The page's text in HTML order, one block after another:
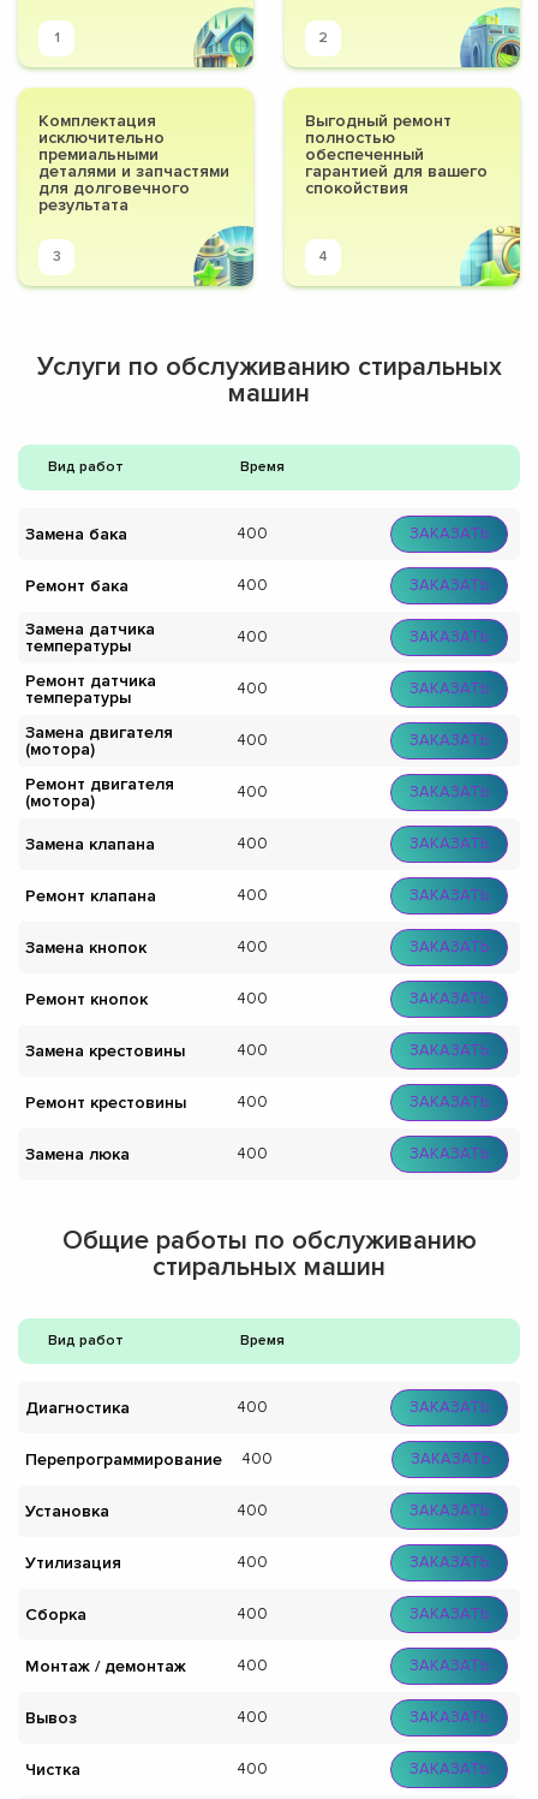
1 2
Комплектация
исключительно
премиальными
деталями и запчастями
для долговечного
результата
3
Выгодный ремонт
полностью
обеспеченный
гарантией для вашего
спокойствия
4
Услуги по обслуживанию стиральных
машин
Вид работ Время
Замена бака 400 ЗАКАЗАТЬ
Ремонт бака 400 ЗАКАЗАТЬ
Замена датчика
температуры
400 ЗАКАЗАТЬ
Ремонт датчика
температуры
400 ЗАКАЗАТЬ
Замена двигателя
(мотора)
400 ЗАКАЗАТЬ
Ремонт двигателя
(мотора)
400 ЗАКАЗАТЬ
Замена клапана 400 ЗАКАЗАТЬ
Ремонт клапана 400 ЗАКАЗАТЬ
Замена кнопок 400 ЗАКАЗАТЬ
Ремонт кнопок 400 ЗАКАЗАТЬ
Замена крестовины 400 ЗАКАЗАТЬ
Ремонт крестовины 400 ЗАКАЗАТЬ
Замена люка 400 ЗАКАЗАТЬ
Общие работы по обслуживанию
стиральных машин
Вид работ Время
Диагностика 400 ЗАКАЗАТЬ
Перепрограммирование 400 ЗАКАЗАТЬ
Установка 400 ЗАКАЗАТЬ
Утилизация 400 ЗАКАЗАТЬ
Сборка 400 ЗАКАЗАТЬ
Монтаж / демонтаж 400 ЗАКАЗАТЬ
Вывоз 400 ЗАКАЗАТЬ
Чистка 400 ЗАКАЗАТЬ